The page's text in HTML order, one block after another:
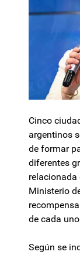
Cinco
argentinos
de formar
diferentes
relacionada
Ministerio
de cada
Según se